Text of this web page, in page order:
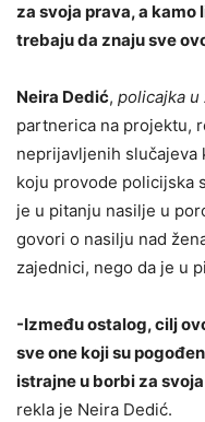
za svoja prava, a
trebaju da znaju sve
Neira Dedić, policajka u
partnerica na projektu,
neprijavljenih
koju provode policijska
je u pitanju nasilje u
govori o nasilju nad
zajednici, nego da je u
-Između ostalog, cilj
sve one koji su
istrajne u borbi za
rekla je Neira Dedić.